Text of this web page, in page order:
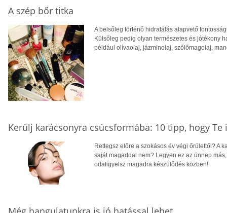
A szép bőr titka
A belsőleg történő hidratálás alapvető
Külsőleg pedig olyan természetes és jótékony
például olívaolaj, jázminolaj, szőlőmagolaj,
Kerülj karácsonyra csúcsformába: 10 tipp, hogy Te
Rettegsz előre a szokásos év végi őrülettől? A
saját magaddal nem? Legyen ez az ünnep
odafigyelsz magadra készülődés közben!